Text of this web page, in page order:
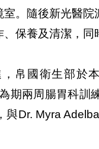
。隨後新光醫
保養及清潔，同
帛國衛生部於
期兩周腸胃科訓
與Dr. Myra